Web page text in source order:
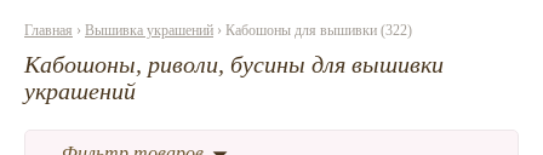
Нетемнеющая фурнитура
Всё для вышивки
Проволока
Главная › Вышивка украшений › Кабошоны для вышивки (322)
Кабошоны, риволи, бусины для вышивки
украшений